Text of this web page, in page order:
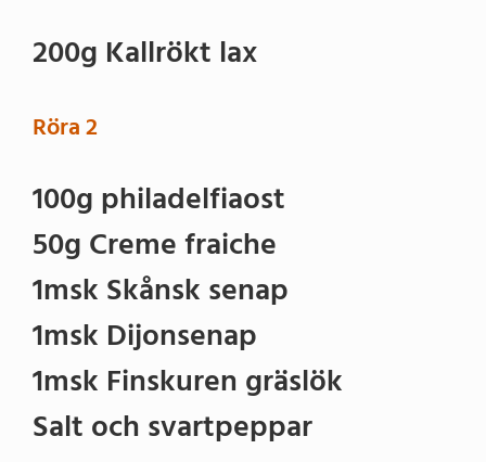
200g Kallrökt lax
Röra 2
100g philadelfiaost
50g Creme fraiche
1msk Skånsk senap
1msk Dijonsenap
1msk Finskuren gräslök
Salt och svartpeppar